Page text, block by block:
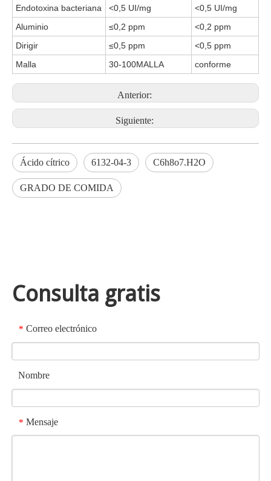
Endotoxina bacteriana
<0,5 UI/mg
<0,5 UI/mg
Aluminio
≤0,2 ppm
<0,2 ppm
Dirigir
≤0,5 ppm
<0,5 ppm
Malla
30-100MALLA conforme
Anterior:
Siguiente:
Ácido cítrico 6132-04-3 C6h8o7.H2O
GRADO DE COMIDA
Consulta gratis
* Correo electrónico
Nombre
* Mensaje